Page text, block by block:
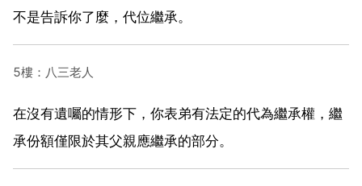
不是告訴你了麼，代位繼承。
5樓：八三老人
在沒有遺囑的情形下，你表弟有法定的代為繼承權，繼
承份額僅限於其父親應繼承的部分。